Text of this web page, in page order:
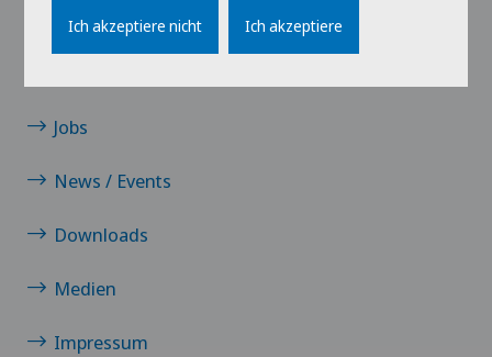
Psychiatrie und Psychotherapie
Rheumatologie
Schmerztherapie
Links
Jobs
News / Events
Downloads
Medien
Impressum
Ich akzeptiere nicht Ich akzeptiere